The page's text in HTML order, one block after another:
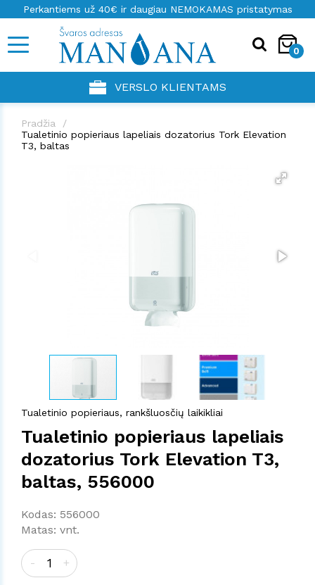
Perkantiems už 40€ ir daugiau NEMOKAMAS pristatymas
0
VERSLO KLIENTAMS
Pradžia
Tualetinio popieriaus lapeliais dozatorius Tork Elevation
T3, baltas
Tualetinio popieriaus, rankšluosčių laikikliai
Tualetinio popieriaus lapeliais
dozatorius Tork Elevation T3,
baltas, 556000
Kodas: 556000
Matas: vnt.
- +